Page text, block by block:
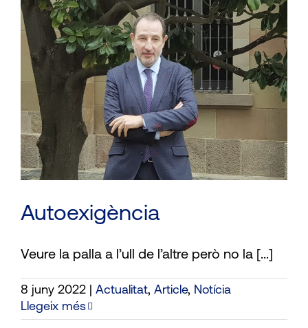
Autoexigència
Veure la palla a l’ull de l’altre però no la [...]
8 juny 2022 Actualitat, Article, Notícia
Llegeix més